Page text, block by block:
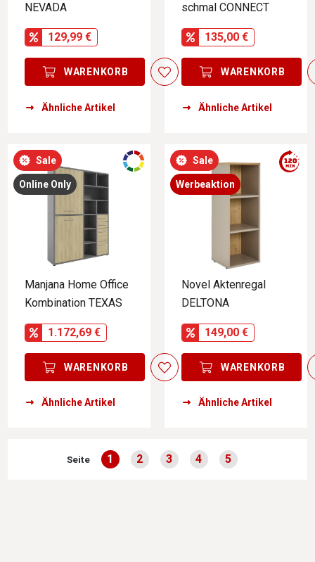
NEVADA
129,99 €
WARENKORB
Ähnliche Artikel
schmal CONNECT
135,00 €
WARENKORB
Ähnliche Artikel
Sale
Online Only
Manjana Home Office
Kombination TEXAS
1.172,69 €
WARENKORB
Ähnliche Artikel
Sale
Werbeaktion
Novel Aktenregal
DELTONA
149,00 €
WARENKORB
Ähnliche Artikel
Seite
Seite
1
Seite
2
Seite
3
Seite
4
Seite
5